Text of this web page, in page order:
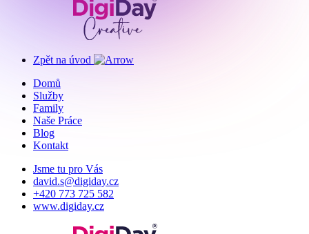
Zpět na úvod
Domů
Služby
Family
Naše Práce
Blog
Kontakt
Jsme tu pro Vás
david.s@digiday.cz
+420 773 725 582
www.digiday.cz